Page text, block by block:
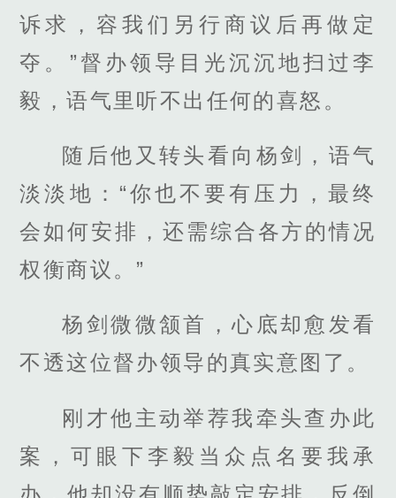
诉求，容我们另行商议后再做定
夺。”督办领导目光沉沉地扫过李
毅，语气里听不出任何的喜怒。
随后他又转头看向杨剑，语气
淡淡地：“你也不要有压力，最终
会如何安排，还需综合各方的情况
权衡商议。”
杨剑微微颔首，心底却愈发看
不透这位督办领导的真实意图了。
刚才他主动举荐我牵头查办此
案，可眼下李毅当众点名要我承